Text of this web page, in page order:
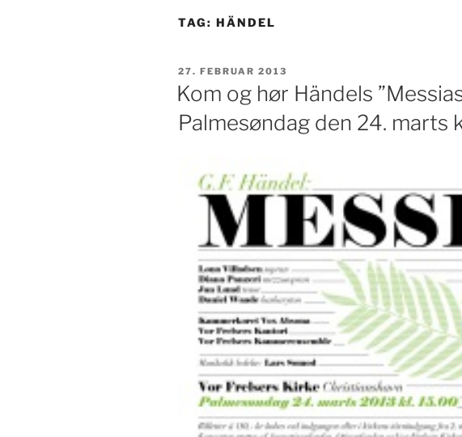
TAG: HÄNDEL
UDGIVET
DEN
27. FEBRUAR 2013
Kom og hør Händels
Palmesøndag den 24. marts